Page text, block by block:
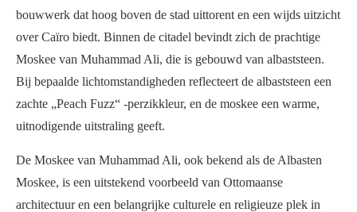
bouwwerk dat hoog boven de stad uittorent en een wijds uitzicht
over Caïro biedt. Binnen de citadel bevindt zich de prachtige
Moskee van Muhammad Ali, die is gebouwd van albaststeen.
Bij bepaalde lichtomstandigheden reflecteert de albaststeen een
zachte „Peach Fuzz“ -perzikkleur, en de moskee een warme,
uitnodigende uitstraling geeft.
De Moskee van Muhammad Ali, ook bekend als de Albasten
Moskee, is een uitstekend voorbeeld van Ottomaanse
architectuur en een belangrijke culturele en religieuze plek in